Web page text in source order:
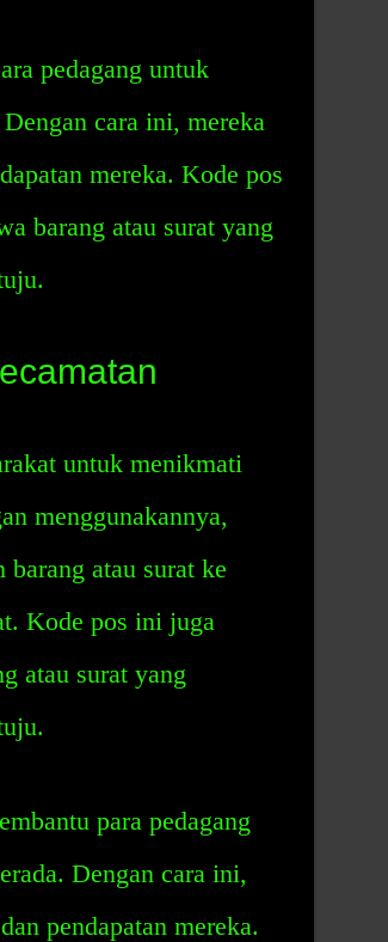
pedagang untuk
cara ini, mereka
mereka. Kode pos
barang atau surat yang
untuk menikmati
menggunakannya,
atau surat ke
Kode pos ini juga
atau surat yang
para pedagang
Dengan cara ini,
pendapatan mereka.